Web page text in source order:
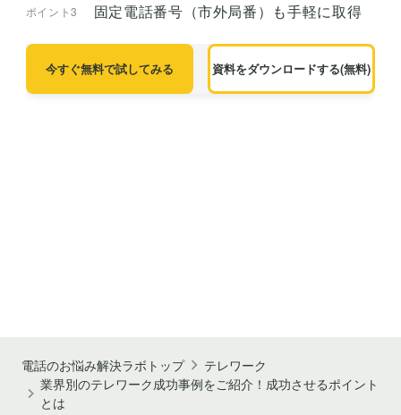
ポイント3 固定電話番号（市外局番）も手軽に取得
今すぐ無料で試してみる 資料をダウンロードする(無料)
電話のお悩み解決ラボトップ
テレワーク
業界別のテレワーク成功事例をご紹介！成功させるポイント
とは